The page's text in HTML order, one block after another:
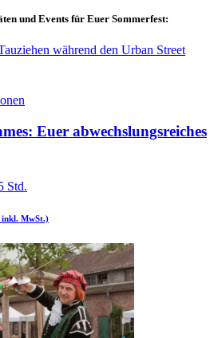
und Events für Euer Sommerfest:
Euer abwechslungsreiches
Std.
inkl. MwSt.)